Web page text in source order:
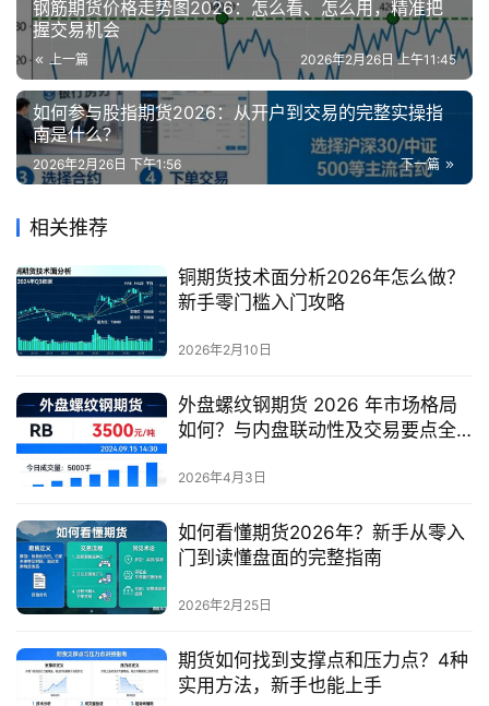
钢筋期货价格走势图2026：怎么看、怎么用，精准把
握交易机会
上一篇 2026年2月26日 上午11:45
如何参与股指期货2026：从开户到交易的完整实操指
南是什么？
下一篇
2026年2月26日 下午1:56
相关推荐
铜期货技术面分析2026年怎么做？
新手零门槛入门攻略
2026年2月10日
外盘螺纹钢期货 2026 年市场格局
如何？与内盘联动性及交易要点全
2026年4月3日
如何看懂期货2026年？新手从零入
门到读懂盘面的完整指南
2026年2月25日
期货如何找到支撑点和压力点？4种
实用方法，新手也能上手